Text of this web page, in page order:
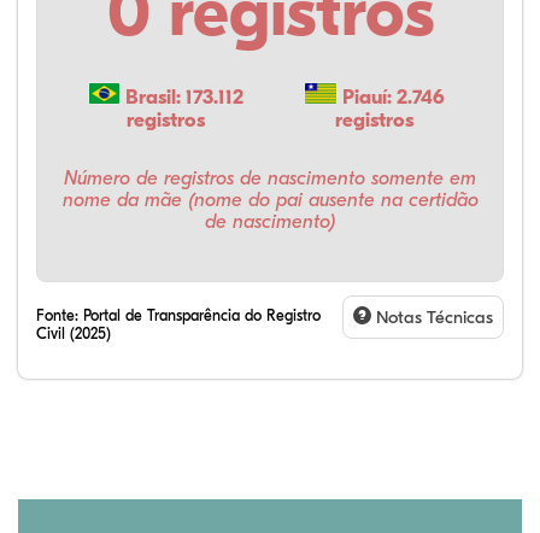
Brasil: 173.112
registros
Piauí: 2.746
registros
Número de registros de nascimento somente em
nome da mãe (nome do pai ausente na certidão
de nascimento)
Fonte: Portal de Transparência do Registro
Civil (2025)
Notas Técnicas